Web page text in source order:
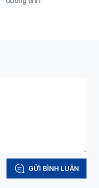
GỬI BÌNH LUẬN